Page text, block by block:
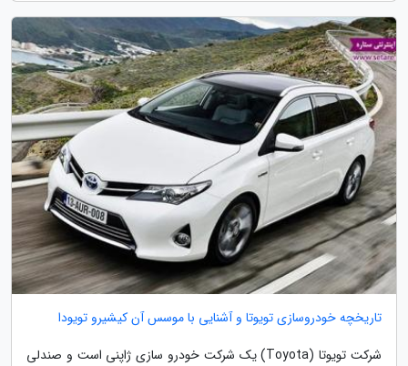
تاریخچه خودروسازی تویوتا و آشنایی با موسس آن کیشیرو تویودا
شرکت تویوتا (Toyota) یک شرکت خودرو سازی ژاپنی است و صندلی